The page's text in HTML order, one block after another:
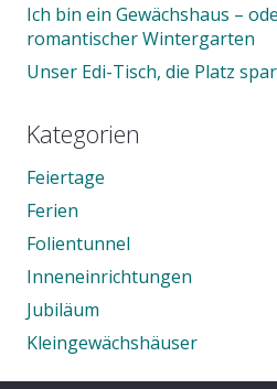
Ich bin ein Gewächshaus –
romantischer Wintergarten
Unser Edi-Tisch, die Platz
Kategorien
Feiertage
Ferien
Folientunnel
Inneneinrichtungen
Jubiläum
Kleingewächshäuser